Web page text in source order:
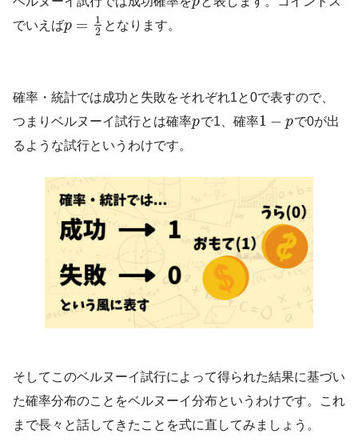
でいえばp =
1
2
となります。
確率・統計では成功と失敗をそれぞれ1と0で表すので、
つまりベルヌーイ試行とは確率pで1、確率1 − pで0が出
るような試行というわけです。
そしてこのベルヌーイ試行によって得られた結果に基づい
た確率分布のことをベルヌーイ分布というわけです。これ
まで長々と話してきたことを式に直してみましょう。